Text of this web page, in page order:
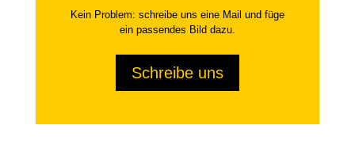
Kein Problem: schreibe uns eine Mail und füge
ein passendes Bild dazu.
Schreibe uns